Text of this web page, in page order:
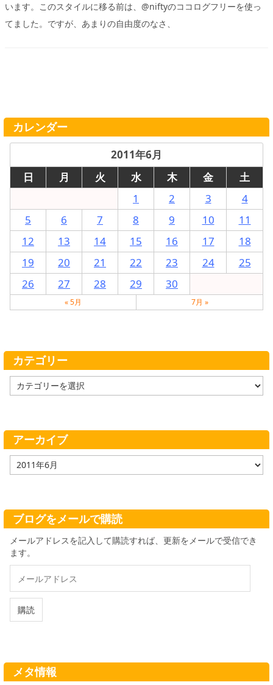
います。このスタイルに移る前は、@niftyのココログフリーを使っ
てました。ですが、あまりの自由度のなさ、
カレンダー
2011年6月
日
月 火 水 木 金
土
1
2 3
4
5
6 7 8 9 10
11
12
13 14 15 16 17
18
19
20 21 22 23 24
25
26
27 28 29 30
« 5月 7月 »
カテゴリー
テ
ー
アーカイブ
ア
ー
ブ
ブログをメールで購読
メールアドレスを記入して購読すれば、更新をメールで受信でき
ます。
ル
ド
購読
メタ情報